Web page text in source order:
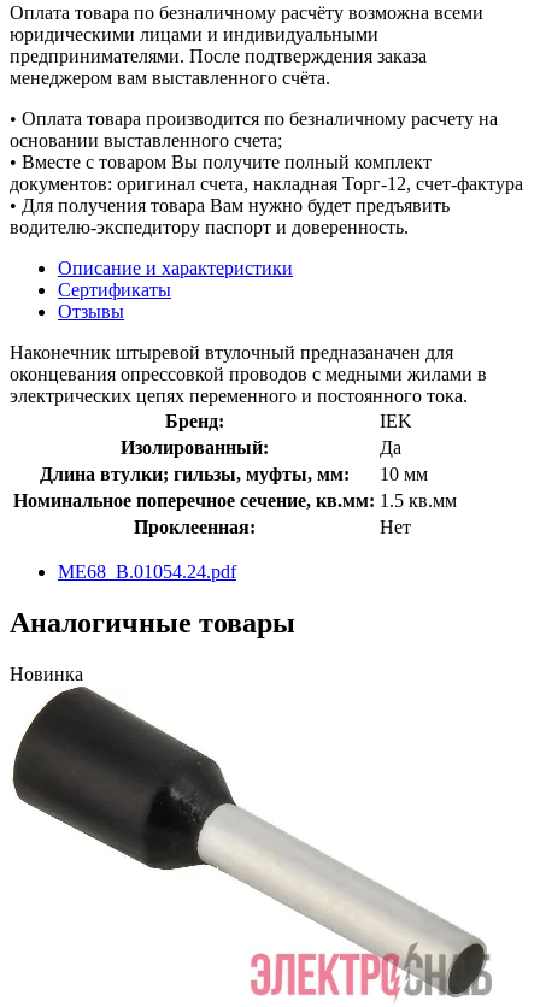
Оплата товара по безналичному расчёту возможна всеми
юридическими лицами и индивидуальными
предпринимателями. После подтверждения заказа
менеджером вам выставленного счёта.
• Оплата товара производится по безналичному расчету на
основании выставленного счета;
• Вместе с товаром Вы получите полный комплект
документов: оригинал счета, накладная Торг-12, счет-фактура
• Для получения товара Вам нужно будет предъявить
водителю-экспедитору паспорт и доверенность.
Описание и характеристики
Сертификаты
Отзывы
Наконечник штыревой втулочный предназаначен для
оконцевания опрессовкой проводов с медными жилами в
электрических цепях переменного и постоянного тока.
Бренд:
IEK
Изолированный:
Да
Длина втулки; гильзы, муфты, мм:
10 мм
Номинальное поперечное сечение, кв.мм: 1.5 кв.мм
Проклеенная:
Нет
ME68_B.01054.24.pdf
Аналогичные товары
Новинка